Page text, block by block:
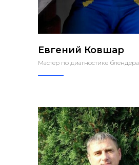
Евгений Ковшар
Мастер по диагностике блендера